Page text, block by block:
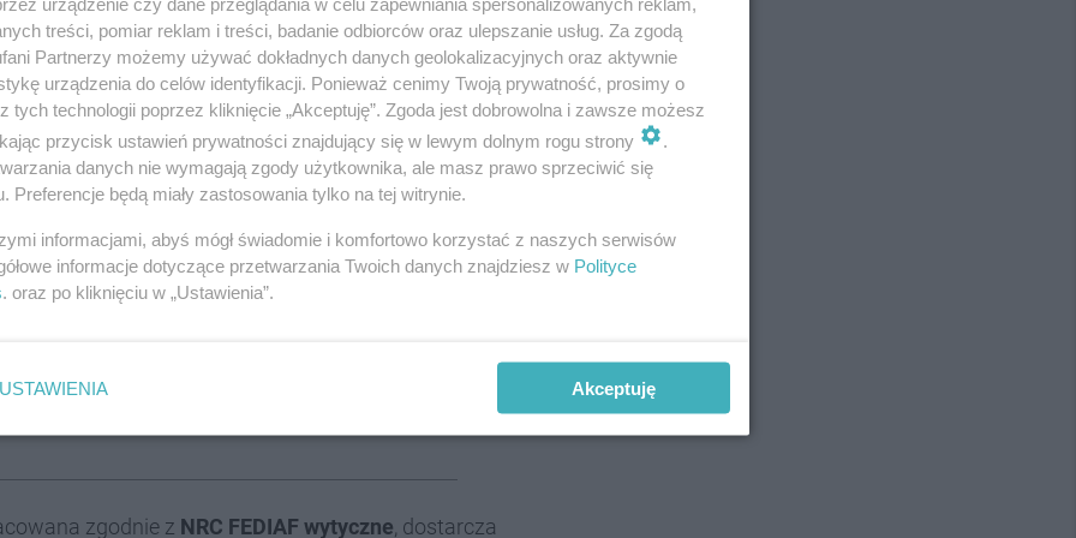
vs. monobiałkowe. Hydrolizat rozbija cząsteczki
Monobiałko natomiast upraszcza skład i
układu odpornościowego i jelit.
i podrobach z jednego gatunku, zapewnia pełny
powinien pochodzić z tego samego źródła,
Na etykiecie szukaj jasnych deklaracji „100%jedno
bez drobiu w aromatach i bez mieszanych
a potrzeby
zgodnie z NRC FEDIAF wytyczne , dostarcza
treści, pomiar reklam i treści, badanie odbiorców oraz ulepszanie usług. Za zgodą
Partnerzy możemy używać dokładnych danych geolokalizacyjnych oraz aktywnie
urządzenia do celów identyfikacji. Ponieważ cenimy Twoją prywatność, prosimy o
tych technologii poprzez kliknięcie „Akceptuję”. Zgoda jest dobrowolna i zawsze możesz
przycisk ustawień prywatności znajdujący się w lewym dolnym rogu strony
.
danych nie wymagają zgody użytkownika, ale masz prawo sprzeciwić się
Preferencje będą miały zastosowania tylko na tej witrynie.
informacjami, abyś mógł świadomie i komfortowo korzystać z naszych serwisów
informacje dotyczące przetwarzania Twoich danych znajdziesz w Polityce
. oraz po kliknięciu w „Ustawienia”.
USTAWIENIA Akceptuję